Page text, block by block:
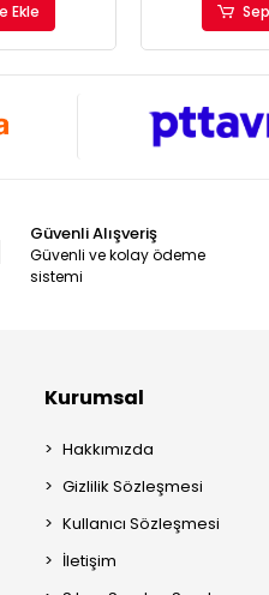
Ekle
Güvenli Alışveriş
Güvenli ve kolay ödeme
sistemi
Kurumsal
Hakkımızda
Gizlilik Sözleşmesi
Kullanıcı Sözleşmesi
İletişim